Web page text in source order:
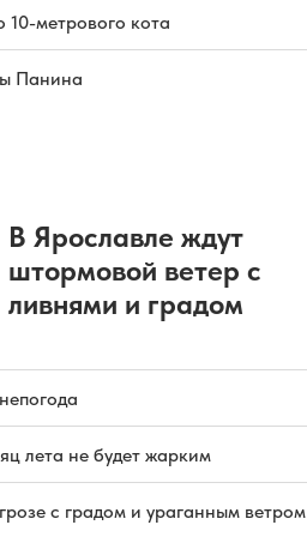
10-метрового кота
Панина
В Ярославле ждут
штормовой ветер с
ливнями и градом
лета не будет жарким
с градом и ураганным ветром